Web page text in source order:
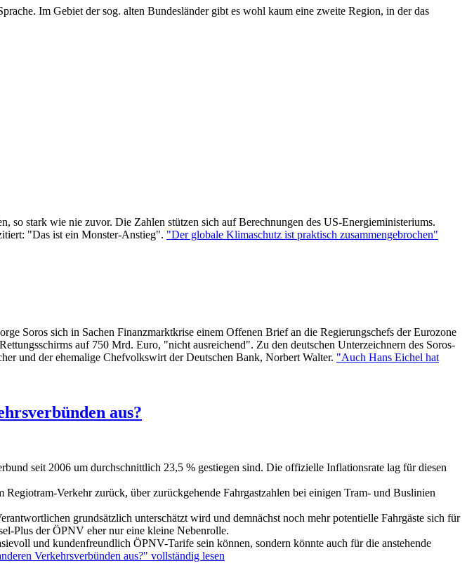
Im Gebiet der sog. alten Bundesländer gibt es wohl kaum eine zweite Region, in der das
stark wie nie zuvor. Die Zahlen stützen sich auf Berechnungen des US-Energieministeriums.
"Das ist ein Monster-Anstieg". "Der globale Klimaschutz ist praktisch zusammengebrochen"
Soros sich in Sachen Finanzmarktkrise einem Offenen Brief an die Regierungschefs der Eurozone
auf 750 Mrd. Euro, "nicht ausreichend". Zu den deutschen Unterzeichnern des Soros-
und der ehemalige Chefvolkswirt der Deutschen Bank, Norbert Walter. "Auch Hans Eichel hat
aus?
seit 2006 um durchschnittlich 23,5 % gestiegen sind. Die offizielle Inflationsrate lag für diesen
Verkehr zurück, über zurückgehende Fahrgastzahlen bei einigen Tram- und Buslinien
grundsätzlich unterschätzt wird und demnächst noch mehr potentielle Fahrgäste sich für
Plus der ÖPNV eher nur eine kleine Nebenrolle.
und kundenfreundlich ÖPNV-Tarife sein können, sondern könnte auch für die anstehende
Verkehrsverbünden aus?" vollständig lesen